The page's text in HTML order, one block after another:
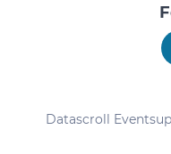
Datascroll